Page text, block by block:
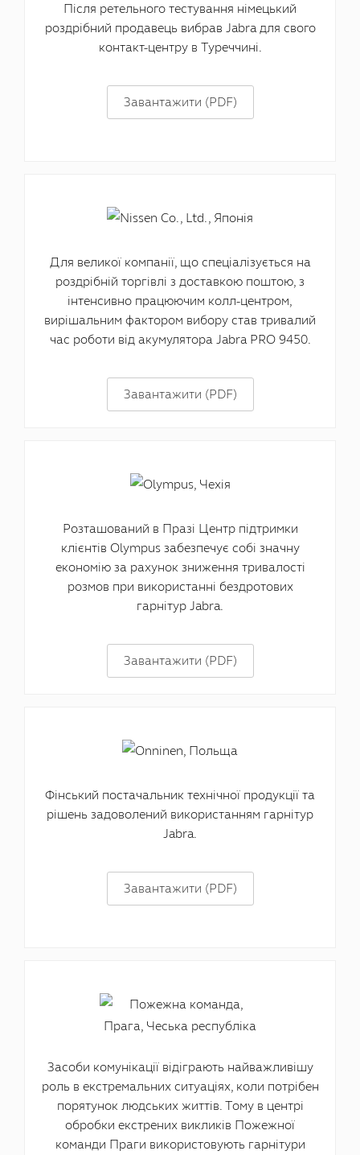
Після ретельного тестування німецький
роздрібний продавець вибрав Jabra для свого
контакт-центру в Туреччині.
Завантажити (PDF)
Для великої компанії, що спеціалізується на
роздрібній торгівлі з доставкою поштою, з
інтенсивно працюючим колл-центром,
вирішальним фактором вибору став тривалий
час роботи від акумулятора Jabra PRO 9450.
Завантажити (PDF)
Розташований в Празі Центр підтримки
клієнтів Olympus забезпечує собі значну
економію за рахунок зниження тривалості
розмов при використанні бездротових
гарнітур Jabra.
Завантажити (PDF)
Фінський постачальник технічної продукції та
рішень задоволений використанням гарнітур
Jabra.
Завантажити (PDF)
Засоби комунікації відіграють найважливішу
роль в екстремальних ситуаціях, коли потрібен
порятунок людських життів. Тому в центрі
обробки екстрених викликів Пожежної
команди Праги використовують гарнітури